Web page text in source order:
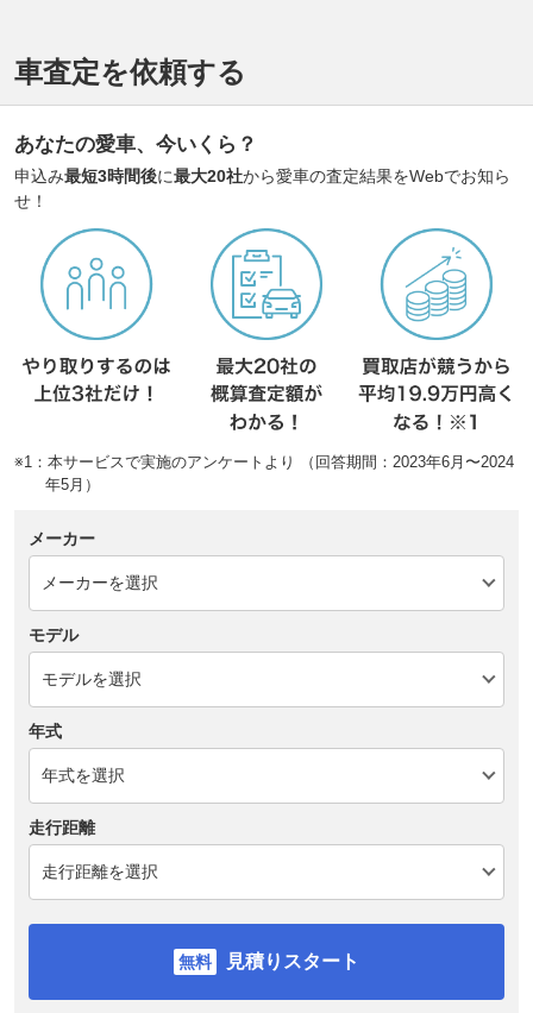
車査定を依頼する
あなたの愛車、今いくら？
申込み最短3時間後に最大20社から愛車の査定結果をWebでお知ら
せ！
※1：本サービスで実施のアンケートより （回答期間：2023年6月〜2024
年5月）
メーカー
モデル
年式
走行距離
見積りスタート